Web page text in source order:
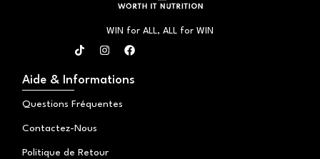
WIN for ALL, ALL for WIN
T
i
t
o
I
n
t
a
r
F
a
e
b
Aide & Informations
Questions Fréquentes
Contactez-Nous
Politique de Retour